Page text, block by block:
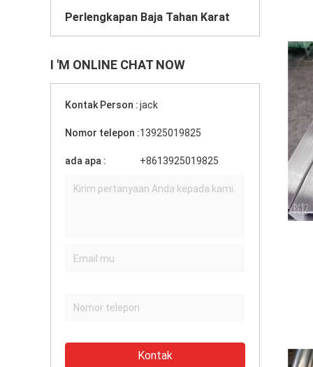
Perlengkapan Baja Tahan Karat
I 'M ONLINE CHAT NOW
Kontak Person :jack
Nomor telepon :13925019825
ada apa : +8613925019825
Kontak